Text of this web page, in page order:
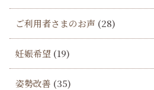
ご利用者さまのお声 (28)
妊娠希望 (19)
姿勢改善 (35)